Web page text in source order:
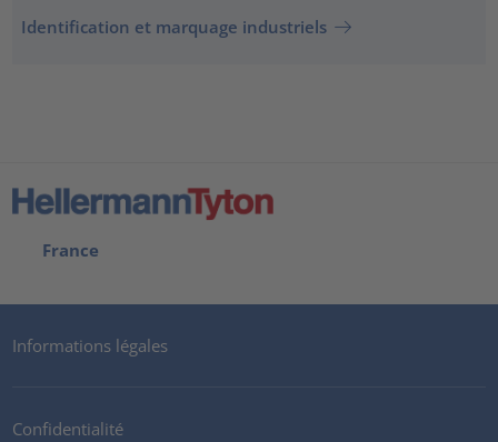
Identification et marquage industriels
France
Informations légales
Confidentialité